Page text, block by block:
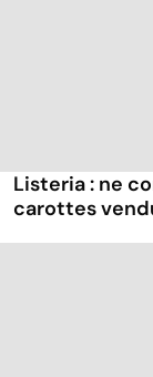
Listeria : ne
carottes